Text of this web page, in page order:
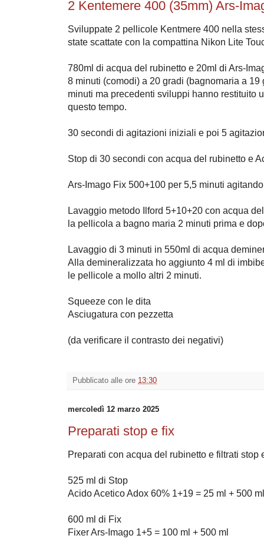
2 Kentemere 400 (35mm) Ars-
Sviluppate 2 pellicole Kentmere 400 nella
state scattate con la compattina Nikon Lite
780ml di acqua del rubinetto e 20ml di Ars-
8 minuti (comodi) a 20 gradi (bagnomaria a
minuti ma precedenti sviluppi hanno restituito
questo tempo.
30 secondi di agitazioni iniziali e poi 5
Stop di 30 secondi con acqua del rubinetto e
Ars-Imago Fix 500+100 per 5,5 minuti
Lavaggio metodo Ilford 5+10+20 con acqua
la pellicola a bagno maria 2 minuti prima e
Lavaggio di 3 minuti in 550ml di acqua
Alla demineralizzata ho aggiunto 4 ml di
le pellicole a mollo altri 2 minuti.
Squeeze con le dita
Asciugatura con pezzetta
(da verificare il contrasto dei negativi)
Pubblicato alle ore 13:30
mercoledì 12 marzo 2025
Preparati stop e fix
Preparati con acqua del rubinetto e filtrati stop
525 ml di Stop
Acido Acetico Adox 60% 1+19 = 25 ml + 500
600 ml di Fix
Fixer Ars-Imago 1+5 = 100 ml + 500 ml